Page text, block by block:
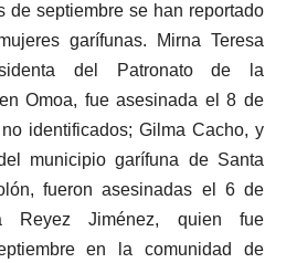
de septiembre se han reportado
garífunas. Mirna Teresa
del Patronato de la
Omoa, fue asesinada el 8 de
identificados; Gilma Cacho, y
municipio garífuna de Santa
fueron asesinadas el 6 de
Reyez Jiménez, quien fue
en la comunidad de